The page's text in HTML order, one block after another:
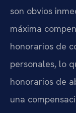
son obvios
máxima
honorarios de
personales, lo
honorarios de
una